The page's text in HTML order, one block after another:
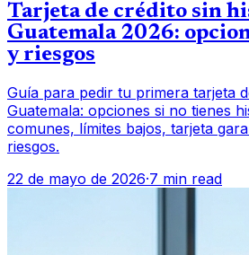
Tarjeta de crédito sin
Guatemala 2026:
y riesgos
Guía para pedir tu primera tarjeta
Guatemala: opciones si no tienes
comunes, límites bajos, tarjeta
riesgos.
22 de mayo de 2026·7 min read